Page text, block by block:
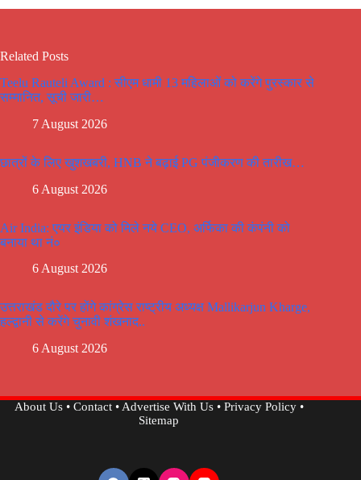
Related Posts
Teelu Rauteli Award : सीएम धामी 13 महिलाओं को करेंगे पुरस्कार से
सम्मानित, सूची जारी…
7 August 2026
छात्रों के लिए खुशखबरी, HNB ने बढ़ाई PG पंजीकरण की तारीख…
6 August 2026
Air India: एयर इंडिया को मिले नये CEO, अर्फिका की कंपंनी को
बनाया था नं०
6 August 2026
उत्तराखंड दौरे पर होंगे कांग्रेस राष्ट्रीय अध्यक्ष Mallikarjun Kharge,
हल्द्वानी से करेंगे चुनावी शंखनाद..
6 August 2026
About Us• Contact•Advertise With Us• Privacy Policy•
Sitemap